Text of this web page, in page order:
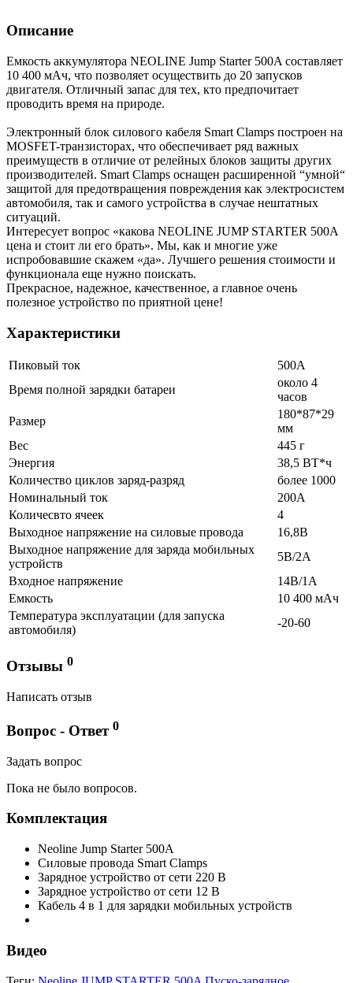
Описание
Емкость аккумулятора NEOLINE Jump Starter 500A составляет
10 400 мАч, что позволяет осуществить до 20 запусков
двигателя. Отличный запас для тех, кто предпочитает
проводить время на природе.
Электронный блок силового кабеля Smart Clamps построен на
MOSFET-транзисторах, что обеспечивает ряд важных
преимуществ в отличие от релейных блоков защиты других
производителей. Smart Clamps оснащен расширенной “умной“
защитой для предотвращения повреждения как электросистем
автомобиля, так и самого устройства в случае нештатных
ситуаций.
Интересует вопрос «какова NEOLINE JUMP STARTER 500A
цена и стоит ли его брать». Мы, как и многие уже
испробовавшие скажем «да». Лучшего решения стоимости и
функционала еще нужно поискать.
Прекрасное, надежное, качественное, а главное очень
полезное устройство по приятной цене!
Характеристики
Пиковый ток
500А
Время полной зарядки батареи
около 4
часов
Размер
180*87*29
мм
Вес
445 г
Энергия
38,5 ВТ*ч
Количество циклов заряд-разряд
более 1000
Номинальный ток
200А
Количесвто ячеек
4
Выходное напряжение на силовые провода
16,8B
Выходное напряжение для заряда мобильных
устройств
5B/2A
Входное напряжение
14B/1A
Емкость
10 400 мАч
Температура эксплуатации (для запуска
автомобиля)
-20-60
Отзывы 0
Написать отзыв
Вопрос - Ответ 0
Задать вопрос
Пока не было вопросов.
Комплектация
Neoline Jump Starter 500A
Силовые провода Smart Clamps
Зарядное устройство от сети 220 В
Зарядное устройство от сети 12 В
Кабель 4 в 1 для зарядки мобильных устройств
Видео